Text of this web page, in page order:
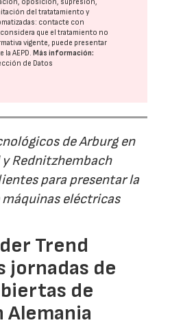
oposición, supresión,
del tratatamiento y
contacte con
considera que el tratamiento no
vigente, puede presentar
laAEPD. Más información:
de Datos
de Arburg en
Rednitzhembach
para presentar la
máquinas eléctricas
Trend
jornadas de
de
Alemania